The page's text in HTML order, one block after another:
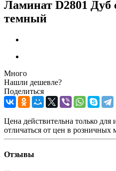
Ламинат D2801 Дуб
темный
Много
Нашли дешевле?
Поделиться
Цена действительна только
отличаться от цен в розничных
Отзывы